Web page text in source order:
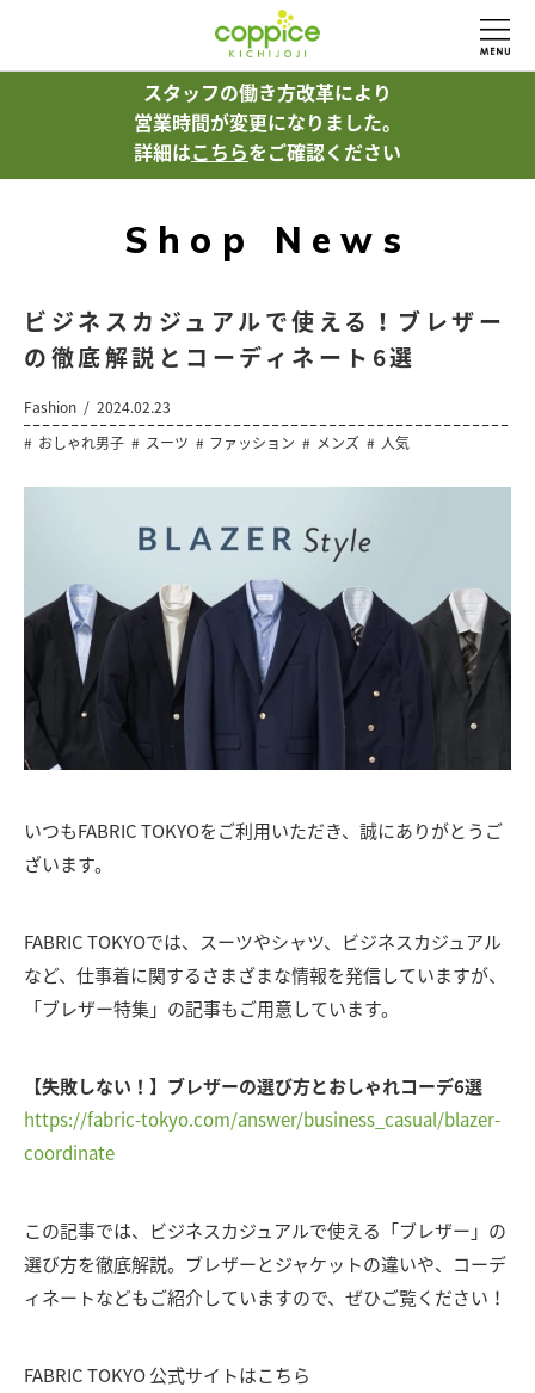
スタッフの働き方改革により
営業時間が変更になりました。
詳細はこちらをご確認ください
Shop News
ビジネスカジュアルで使える！ブレザー
の徹底解説とコーディネート6選
Fashion
2024.02.23
おしゃれ男子
スーツ ファッション メンズ 人気
いつもFABRIC TOKYOをご利用いただき、誠にありがとうご
ざいます。
FABRIC TOKYOでは、スーツやシャツ、ビジネスカジュアル
など、仕事着に関するさまざまな情報を発信していますが、
「ブレザー特集」の記事もご用意しています。
【失敗しない！】ブレザーの選び方とおしゃれコーデ6選
https://fabric-tokyo.com/answer/business_casual/blazer-
coordinate
この記事では、ビジネスカジュアルで使える「ブレザー」の
選び方を徹底解説。ブレザーとジャケットの違いや、コーデ
ィネートなどもご紹介していますので、ぜひご覧ください！
FABRIC TOKYO 公式サイトはこちら